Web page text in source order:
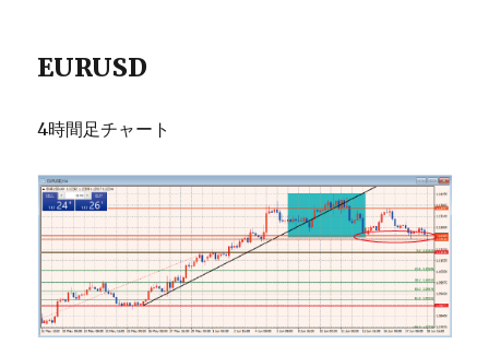
EURUSD
4時間足チャート